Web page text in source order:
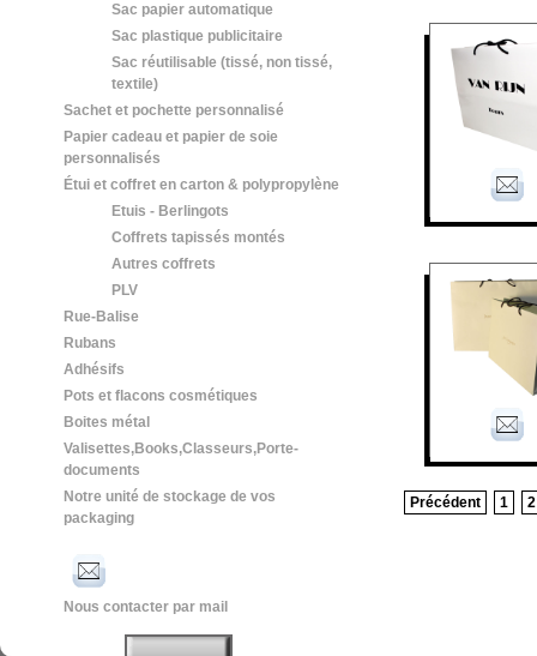
Sac papier automatique
Sac plastique publicitaire
Sac réutilisable (tissé, non tissé,
textile)
Sachet et pochette personnalisé
Papier cadeau et papier de soie
personnalisés
Étui et coffret en carton & polypropylène
Etuis - Berlingots
Coffrets tapissés montés
Autres coffrets
PLV
Rue-Balise
Rubans
Adhésifs
Pots et flacons cosmétiques
Boites métal
Valisettes,Books,Classeurs,Porte-
documents
Notre unité de stockage de vos
packaging
Nous contacter par mail
Précédent 1 2